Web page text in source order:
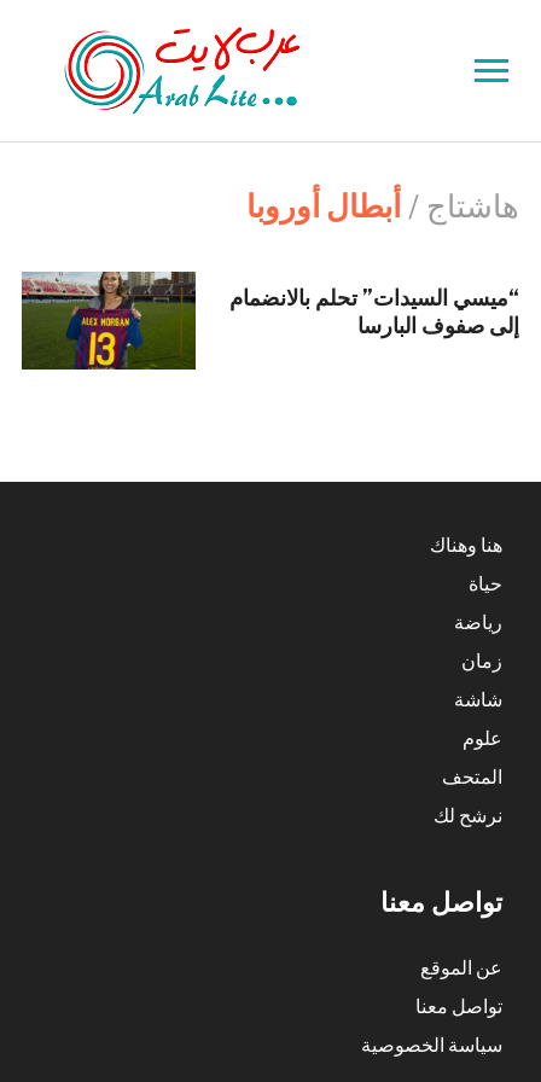
Toggle
navigationهاشتاج / أبطال أوروبا
“ميسي السيدات” تحلم بالانضمام
إلى صفوف البارسا
هنا وهناك
حياة
رياضة
زمان
شاشة
علوم
المتحف
نرشح لك
تواصل معنا
عن الموقع
تواصل معنا
سياسة الخصوصية